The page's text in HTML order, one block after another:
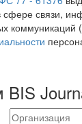
сфере связи,
коммуникаций
BIS